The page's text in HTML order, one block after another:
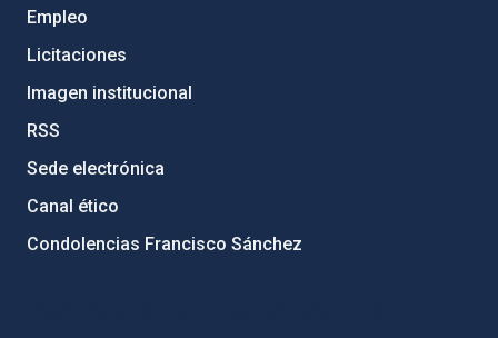
Empleo
Licitaciones
Imagen institucional
RSS
Sede electrónica
Canal ético
Condolencias Francisco Sánchez